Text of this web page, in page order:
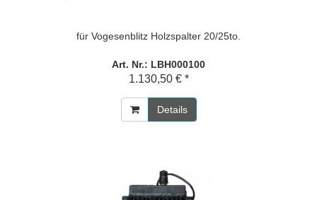
für Vogesenblitz Holzspalter 20/25to.
Art. Nr.: LBH000100
1.130,50 € *
Details